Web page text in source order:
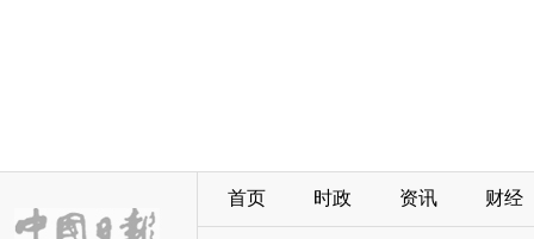
首页 时政 资讯 财经